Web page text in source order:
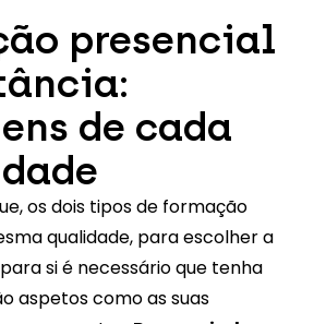
presencial
de cada
os dois tipos de formação
qualidade, para escolher a
si é necessário que tenha
aspetos como as suas